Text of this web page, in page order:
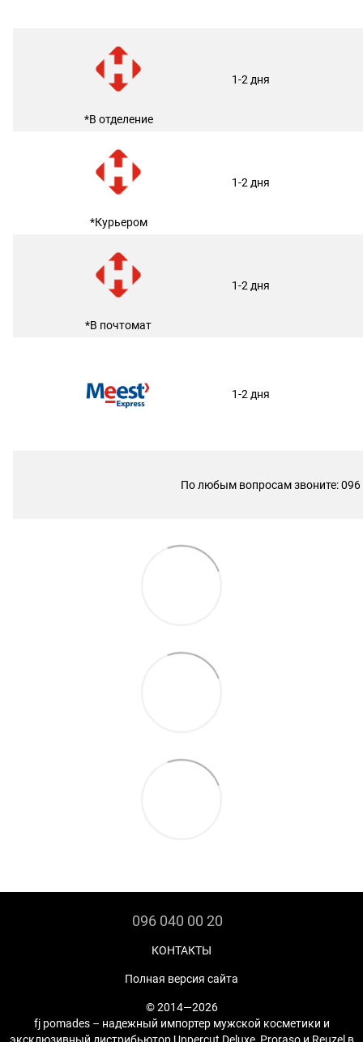
*В отделение
1-2 дня
*Курьером
1-2 дня
*В почтомат
1-2 дня
1-2 дня
По любым вопросам звоните: 096
096 040 00 20
КОНТАКТЫ
Полная версия сайта
© 2014—2026
fj pomades – надежный импортер мужской косметики и